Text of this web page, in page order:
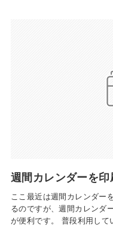
週間カレンダーを
ここ最近は週間カレンダー
るのですが、週間カレンダ
が便利です。 普段利用し